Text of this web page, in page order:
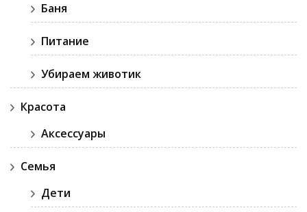
Баня
Питание
Убираем животик
Красота
Аксессуары
Семья
Дети